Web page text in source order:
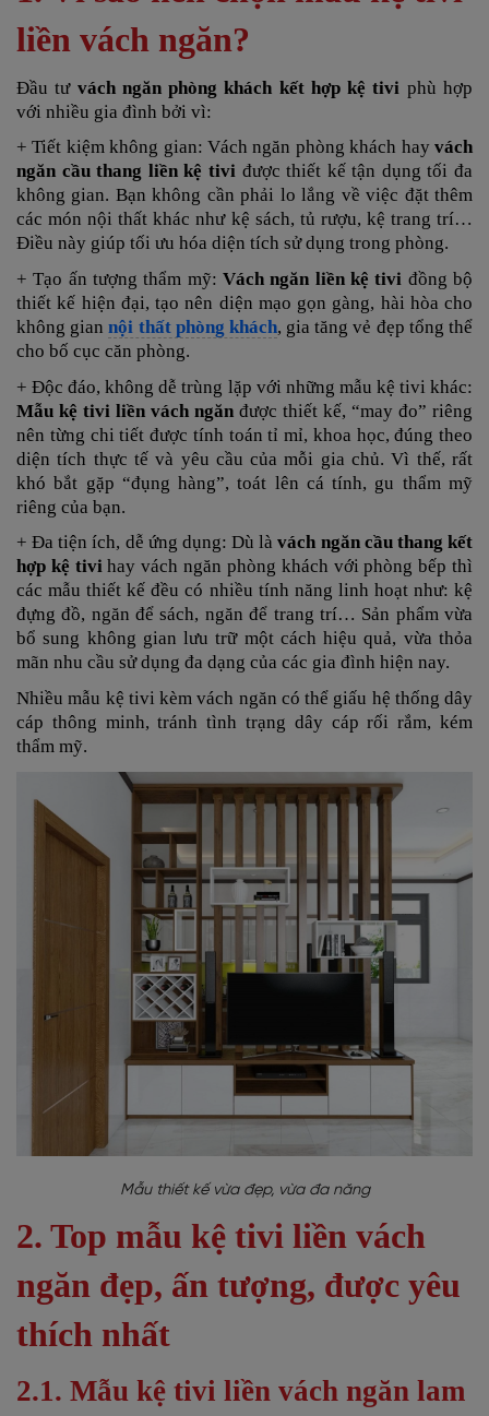
liền vách ngăn?
Đầu tư vách ngăn phòng khách kết hợp kệ tivi phù hợp
với nhiều gia đình bởi vì:
+ Tiết kiệm không gian: Vách ngăn phòng khách hayvách
ngăn cầu thang liền kệ tivi được thiết kế tận dụng tối đa
không gian. Bạn không cần phải lo lắng về việc đặt thêm
các món nội thất khác như kệ sách, tủ rượu, kệ trang trí…
Điều này giúp tối ưu hóa diện tích sử dụng trong phòng.
+ Tạo ấn tượng thẩm mỹ: Vách ngăn liền kệ tivi đồng bộ
thiết kế hiện đại, tạo nên diện mạo gọn gàng, hài hòa cho
không giannội thất phòng khách, gia tăng vẻ đẹp tổng thể
cho bố cục căn phòng.
+ Độc đáo, không dễ trùng lặp với những mẫu kệ tivi khác:
Mẫu kệ tivi liền vách ngăn được thiết kế, “may đo” riêng
nên từng chi tiết được tính toán tỉ mỉ, khoa học, đúng theo
diện tích thực tế và yêu cầu của mỗi gia chủ. Vì thế, rất
khó bắt gặp “đụng hàng”, toát lên cá tính, gu thẩm mỹ
riêng của bạn.
+ Đa tiện ích, dễ ứng dụng: Dù làvách ngăn cầu thang kết
hợp kệ tivihay vách ngăn phòng khách với phòng bếp thì
các mẫu thiết kế đều có nhiều tính năng linh hoạt như: kệ
đựng đồ, ngăn để sách, ngăn để trang trí… Sản phẩm vừa
bổ sung không gian lưu trữ một cách hiệu quả, vừa thỏa
mãn nhu cầu sử dụng đa dạng của các gia đình hiện nay.
Nhiều mẫu kệ tivi kèm vách ngăn có thể giấu hệ thống dây
cáp thông minh, tránh tình trạng dây cáp rối rắm, kém
thẩm mỹ.
Mẫu thiết kế vừa đẹp, vừa đa năng
2. Top mẫu kệ tivi liền vách
ngăn đẹp, ấn tượng, được yêu
thích nhất
2.1. Mẫu kệ tivi liền vách ngăn lam